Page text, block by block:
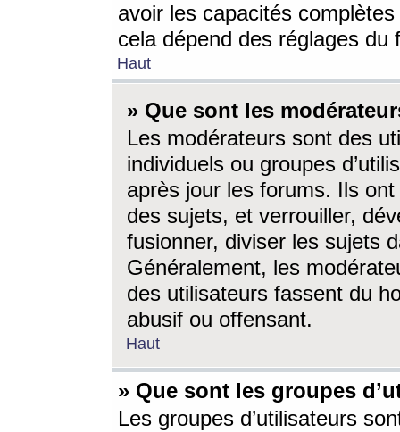
avoir les capacités
cela dépend des réglages du
Haut
» Que sont les
Les modérateurs sont des
individuels ou groupes
après jour les forums. Ils ont
des sujets, et verrouiller,
fusionner, diviser les sujets
Généralement, les
des utilisateurs fassent du
abusif ou offensant.
Haut
» Que sont les groupes
Les groupes d’utilisateurs